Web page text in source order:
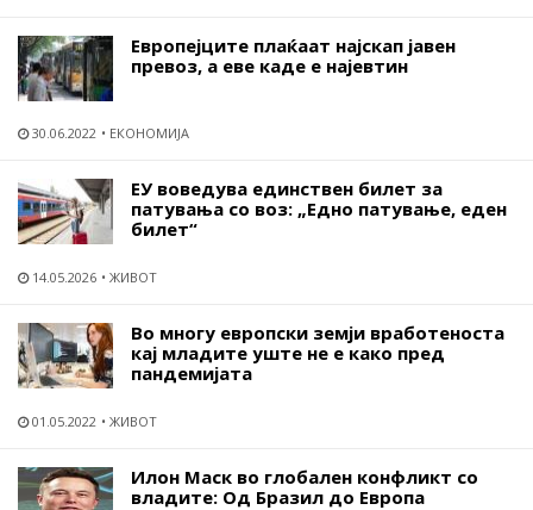
Европејците плаќаат најскап јавен
превоз, а еве каде е најевтин
30.06.2022 ЕКОНОМИЈА
ЕУ воведува единствен билет за
патувања со воз: „Едно патување, еден
билет“
14.05.2026 ЖИВОТ
Во многу европски земји вработеноста
кај младите уште не е како пред
пандемијата
01.05.2022 ЖИВОТ
Илон Маск во глобален конфликт со
владите: Од Бразил до Европа